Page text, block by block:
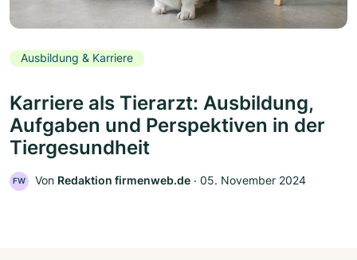
Ausbildung & Karriere
Karriere als Tierarzt: Ausbildung,
Aufgaben und Perspektiven in der
Tiergesundheit
FW Von Redaktion firmenweb.de ‧ 05. November 2024